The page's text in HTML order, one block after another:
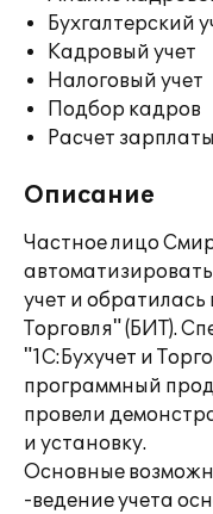
Бухгалтерский
Кадровый учет
Налоговый учет
Подбор кадров
Расчет зарплаты
Описание
Частное лицо
учет и
Торговля" (БИТ).
"1С:Бухучет и
программный
провели
и установку.
Основные
-ведение учета